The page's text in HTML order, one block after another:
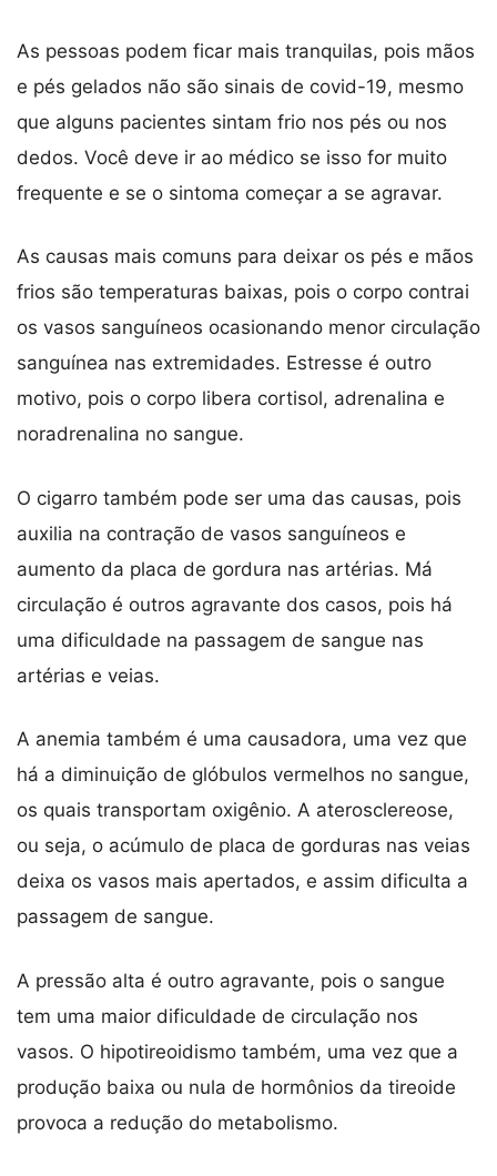
As pessoas podem ficar mais tranquilas, pois mãos
e pés gelados não são sinais de covid-19, mesmo
que alguns pacientes sintam frio nos pés ou nos
dedos. Você deve ir ao médico se isso for muito
frequente e se o sintoma começar a se agravar.
As causas mais comuns para deixar os pés e mãos
frios são temperaturas baixas, pois o corpo contrai
os vasos sanguíneos ocasionando menor circulação
sanguínea nas extremidades. Estresse é outro
motivo, pois o corpo libera cortisol, adrenalina e
noradrenalina no sangue.
O cigarro também pode ser uma das causas, pois
auxilia na contração de vasos sanguíneos e
aumento da placa de gordura nas artérias. Má
circulação é outros agravante dos casos, pois há
uma dificuldade na passagem de sangue nas
artérias e veias.
A anemia também é uma causadora, uma vez que
há a diminuição de glóbulos vermelhos no sangue,
os quais transportam oxigênio. A aterosclereose,
ou seja, o acúmulo de placa de gorduras nas veias
deixa os vasos mais apertados, e assim dificulta a
passagem de sangue.
A pressão alta é outro agravante, pois o sangue
tem uma maior dificuldade de circulação nos
vasos. O hipotireoidismo também, uma vez que a
produção baixa ou nula de hormônios da tireoide
provoca a redução do metabolismo.